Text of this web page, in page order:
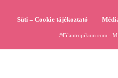
Süti – Cookie tájékoztató
©Filantropikum.com -